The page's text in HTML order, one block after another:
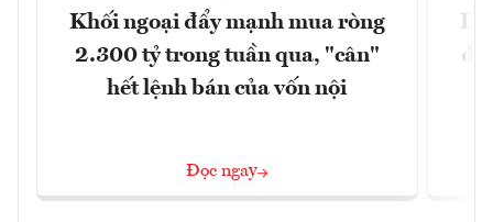
Khối ngoại đẩy mạnh mua ròng
2.300 tỷ trong tuần qua, "cân"
hết lệnh bán của vốn nội
Đọc ngay